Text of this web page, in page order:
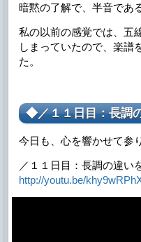
暗黙の了解で、半音であ
私の以前の感覚では、五
しまっていたので、楽譜
た。
◆／１１日目：長調
今日も、心を響かせて参
／１１日目：長調の違い
http://youtu.be/